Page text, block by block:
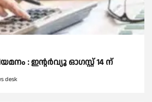
: ഇൻ്റർവ്യൂ ഓഗസ്റ്റ് 14 ന്
desk